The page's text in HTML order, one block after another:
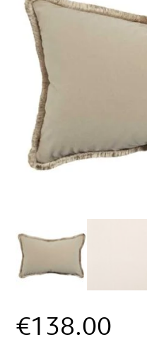
€138.00